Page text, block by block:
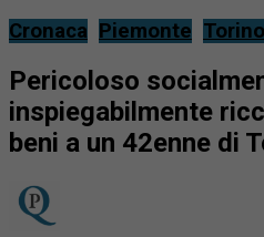
Cronaca Piemonte Torino
Pericoloso
inspiegabilmente
beni a un 42enne di